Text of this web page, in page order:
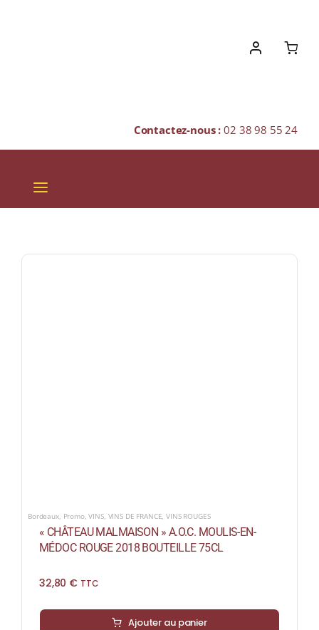
Contactez-nous :02 38 98 55 24
Toggle
Navigation
CHAMPAGNES & BULLES
Qui sommes-nous ?
Bordeaux, Promo,VINS, VINS DE FRANCE ,VINS ROUGES
« CHÂTEAU MALMAISON » A.O.C. MOULIS-EN-
MÉDOC ROUGE 2018 BOUTEILLE 75CL
32,80 € TTC
Ajouter au panier